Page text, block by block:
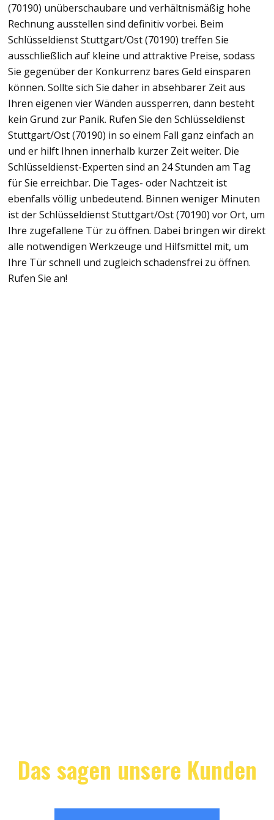
(70190) unüberschaubare und verhältnismäßig hohe
Rechnung ausstellen sind definitiv vorbei. Beim
Schlüsseldienst Stuttgart/Ost (70190) treffen Sie
ausschließlich auf kleine und attraktive Preise, sodass
Sie gegenüber der Konkurrenz bares Geld einsparen
können. Sollte sich Sie daher in absehbarer Zeit aus
Ihren eigenen vier Wänden aussperren, dann besteht
kein Grund zur Panik. Rufen Sie den Schlüsseldienst
Stuttgart/Ost (70190) in so einem Fall ganz einfach an
und er hilft Ihnen innerhalb kurzer Zeit weiter. Die
Schlüsseldienst-Experten sind an 24 Stunden am Tag
für Sie erreichbar. Die Tages- oder Nachtzeit ist
ebenfalls völlig unbedeutend. Binnen weniger Minuten
ist der Schlüsseldienst Stuttgart/Ost (70190) vor Ort, um
Ihre zugefallene Tür zu öffnen. Dabei bringen wir direkt
alle notwendigen Werkzeuge und Hilfsmittel mit, um
Ihre Tür schnell und zugleich schadensfrei zu öffnen.
Rufen Sie an!
Das sagen unsere Kunden